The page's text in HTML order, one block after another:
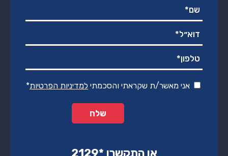
אני מאשר/ת שקראתי והסכמתי למדיניות הפרטיות*
או התקשרו ‏*2129‏